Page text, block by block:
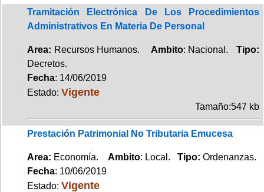
Tramitación Electrónica De Los Procedimientos
Administrativos En Materia De Personal
Area: Recursos Humanos. Ambito: Nacional.Tipo:
Decretos.
Fecha: 14/06/2019
Estado: Vigente
Tamaño:547 kb
Prestación Patrimonial No Tributaria Emucesa
Area: Economía. Ambito: Local. Tipo: Ordenanzas.
Fecha: 10/06/2019
Estado: Vigente